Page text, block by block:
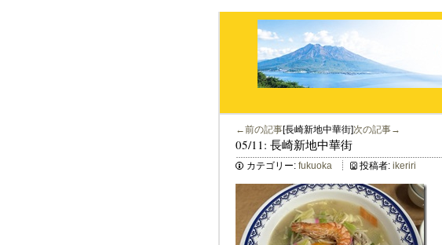
←前の記事[長崎新地中華街]次の記事→
05/11: 長崎新地中華街
カテゴリー: fukuoka 投稿者: ikeriri